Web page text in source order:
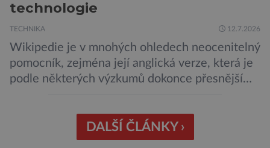
technologie
TECHNIKA 12.7.2026
Wikipedie je v mnohých ohledech neocenitelný
pomocník, zejména její anglická verze, která je
podle některých výzkumů dokonce přesnější
křišťálovou kouli, ze které umělá inteligence
věštila, které technologie v dohledné
DALŠÍ ČLÁNKY ›